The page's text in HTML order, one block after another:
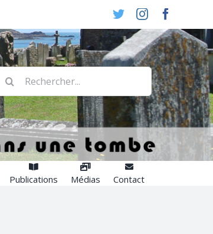
TwitterInstagram
Rechercher:
Publications Médias Contact